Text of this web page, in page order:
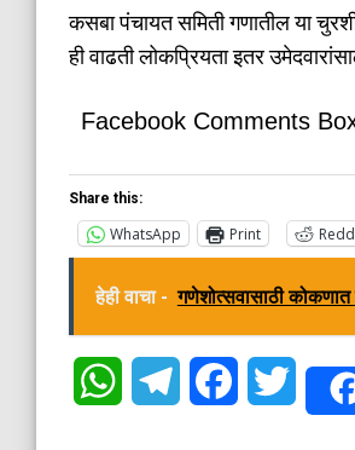
कसबा पंचायत समिती गणातील या
ही वाढती लोकप्रियता इतर
Facebook Comments
Share this:
WhatsApp Print
हेही वाचा - गणेशोत्सवासाठी
WhatsAppTelegramFacebook